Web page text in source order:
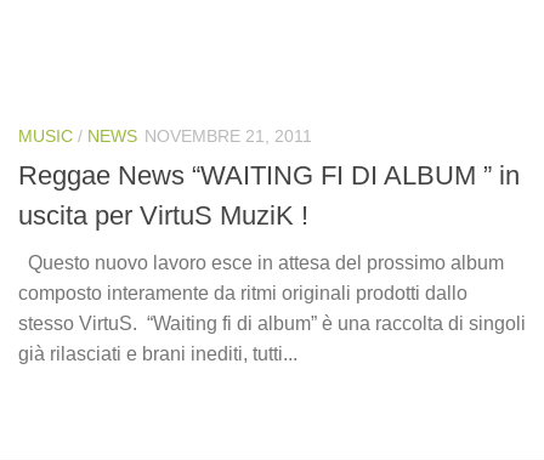
MUSIC / NEWS NOVEMBRE 21, 2011
Reggae News “WAITING FI DI ALBUM ” in
uscita per VirtuS MuziK !
Questo nuovo lavoro esce in attesa del prossimo album
composto interamente da ritmi originali prodotti dallo
stesso VirtuS. “Waiting fi di album” è una raccolta di singoli
già rilasciati e brani inediti, tutti...